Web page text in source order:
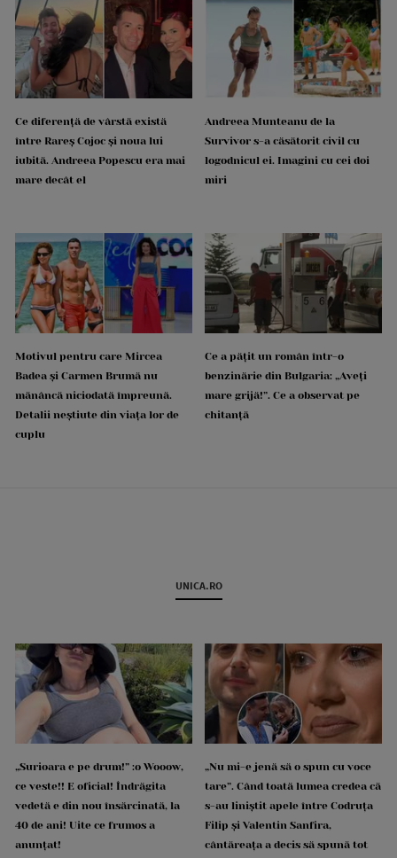
Ce diferență de vârstă există
între Rareș Cojoc și noua lui
iubită. Andreea Popescu era mai
mare decât el
Andreea Munteanu de la
Survivor s-a căsătorit civil cu
logodnicul ei. Imagini cu cei doi
miri
Motivul pentru care Mircea
Badea și Carmen Brumă nu
mănâncă niciodată împreună.
Detalii neștiute din viața lor de
cuplu
Ce a pățit un român într-o
benzinărie din Bulgaria: „Aveți
mare grijă!”. Ce a observat pe
chitanță
UNICA.RO
„Surioara e pe drum!” :o Wooow,
ce veste!! E oficial! Îndrăgita
vedetă e din nou însărcinată, la
40 de ani! Uite ce frumos a
anunțat!
„Nu mi-e jenă să o spun cu voce
tare”. Când toată lumea credea că
s-au liniștit apele între Codruța
Filip și Valentin Sanfira,
cântăreața a decis să spună tot